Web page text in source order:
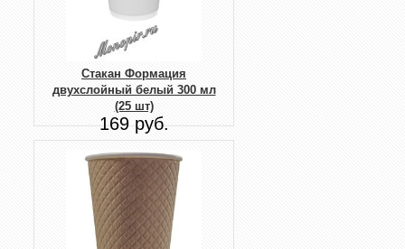
Стакан Формация
двухслойный белый 300 мл
(25 шт)
169 руб.